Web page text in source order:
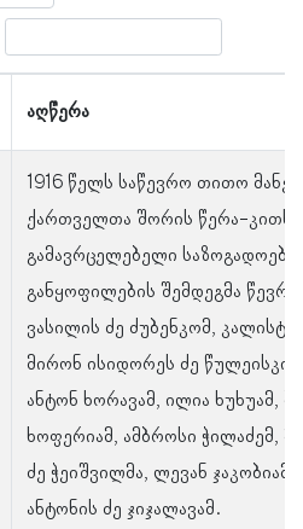
აღწერა
1916 წელს საწევრო თითო
ქართველთა შორის წერა-
გამავრცელებელი
განყოფილების შემდეგმა
ვასილის ძე ძუბენკომ,
მირონ ისიდორეს ძე
ანტონ ხორავამ, ილია ხუხუამ,
ხოფერიამ, ამბროსი ჭილაძემ,
ძე ჭეიშვილმა, ლევან
ანტონის ძე ჯიჯალავამ.